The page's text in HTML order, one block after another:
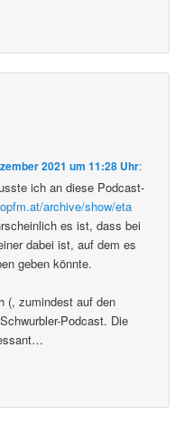
2021 um 11:28 Uhr:
ich an diese Podcast-
archive/show/eta
es ist, dass bei
dabei ist, auf dem es
geben könnte.
(, zumindest auf den
Podcast. Die